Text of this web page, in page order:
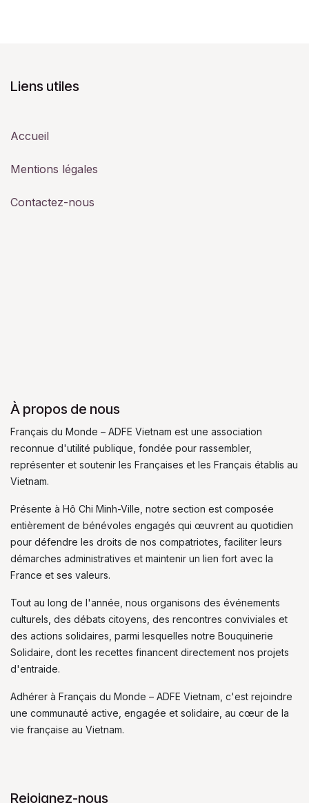
Liens utiles
Accueil
Mentions légales
Contactez-nous
À propos de nous
Français du Monde – ADFE Vietnam est une association
reconnue d'utilité publique, fondée pour rassembler,
représenter et soutenir les Françaises et les Français établis au
Vietnam.
Présente à Hô Chi Minh-Ville, notre section est composée
entièrement de bénévoles engagés qui œuvrent au quotidien
pour défendre les droits de nos compatriotes, faciliter leurs
démarches administratives et maintenir un lien fort avec la
France et ses valeurs.
Tout au long de l'année, nous organisons des événements
culturels, des débats citoyens, des rencontres conviviales et
des actions solidaires, parmi lesquelles notre Bouquinerie
Solidaire, dont les recettes financent directement nos projets
d'entraide.
Adhérer à Français du Monde – ADFE Vietnam, c'est rejoindre
une communauté active, engagée et solidaire, au cœur de la
vie française au Vietnam.
Rejoignez-nous